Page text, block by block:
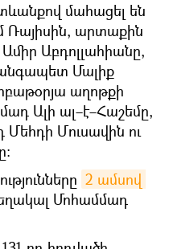
մահացել են
արտաքին
Աբդոլլահիանը,
Մալիք
աղոթքի
Ալի ալ–է–Հաշեմը,
Մեհդի Մուսավին ու
2 ամսով
Մոհամմադ